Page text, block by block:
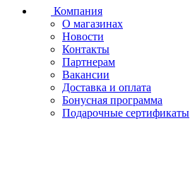
Компания
О магазинах
Новости
Контакты
Партнерам
Вакансии
Доставка и оплата
Бонусная программа
Подарочные сертификаты